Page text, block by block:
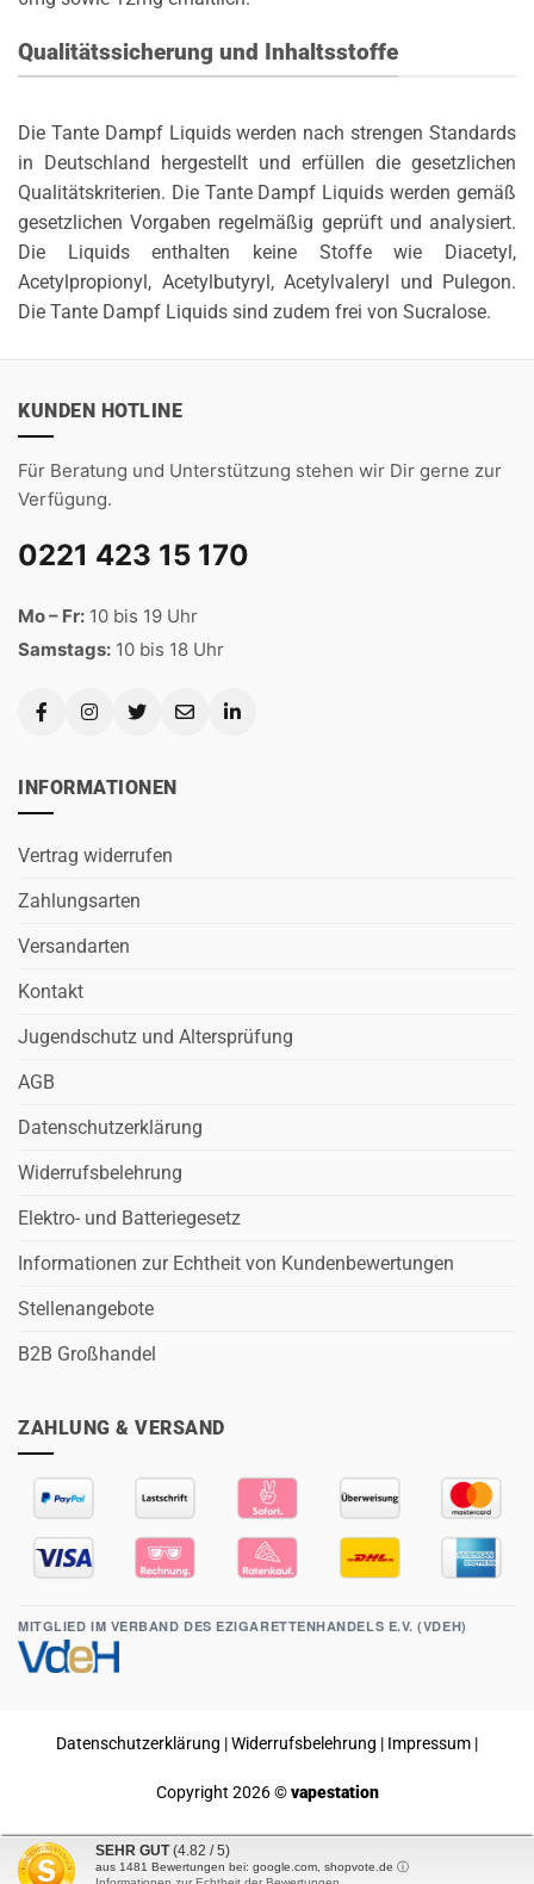
Qualitätssicherung und Inhaltsstoffe
Die Tante Dampf Liquids werden nach strengen Standards
in Deutschland hergestellt und erfüllen die gesetzlichen
Qualitätskriterien. Die Tante Dampf Liquids werden gemäß
gesetzlichen Vorgaben regelmäßig geprüft und analysiert.
Die Liquids enthalten keine Stoffe wie Diacetyl,
Acetylpropionyl, Acetylbutyryl, Acetylvaleryl und Pulegon.
Die Tante Dampf Liquids sind zudem frei von Sucralose.
KUNDEN HOTLINE
Für Beratung und Unterstützung stehen wir Dir gerne zur
Verfügung.
0221 423 15 170
Mo – Fr: 10 bis 19 Uhr
Samstags: 10 bis 18 Uhr
INFORMATIONEN
Vertrag widerrufen
Zahlungsarten
Versandarten
Kontakt
Jugendschutz und Altersprüfung
AGB
Datenschutzerklärung
Widerrufsbelehrung
Elektro- und Batteriegesetz
Informationen zur Echtheit von Kundenbewertungen
Stellenangebote
B2B Großhandel
ZAHLUNG & VERSAND
MITGLIED IM VERBAND DES EZIGARETTENHANDELS E.V. (VDEH)
Datenschutzerklärung |Widerrufsbelehrung | Impressum |
Copyright 2026 ©vapestation
Vertrag widerrufen
SEHR GUT (4.82 / 5)
aus 1481 Bewertungen bei: google.com, shopvote.de ⓘ